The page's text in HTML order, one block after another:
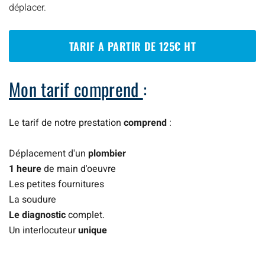
déplacer.
TARIF A PARTIR DE 125€ HT
Mon tarif comprend :
Le tarif de notre prestation comprend :
Déplacement d'un plombier
1 heurede main d'oeuvre
Les petites fournitures
La soudure
Le diagnosticcomplet.
Un interlocuteurunique